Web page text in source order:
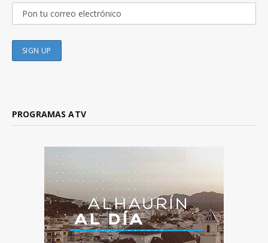
PROGRAMAS ATV